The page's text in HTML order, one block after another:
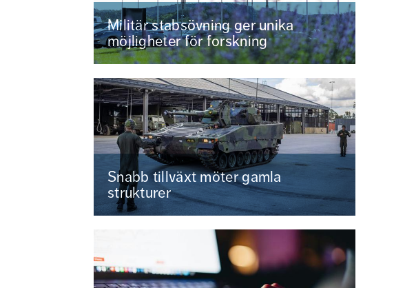
Militär stabsövning ger unika
möjligheter för forskning
Snabb tillväxt möter gamla
strukturer